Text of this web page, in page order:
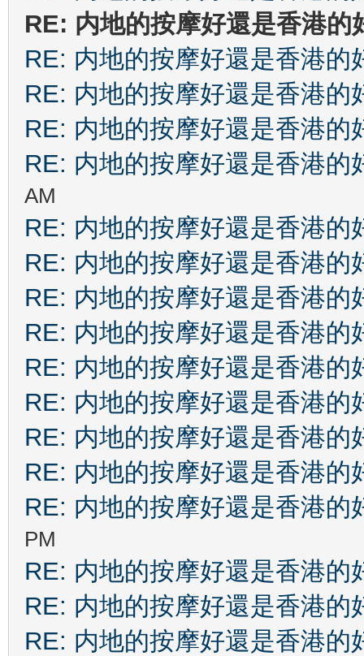
RE: 内地的按摩好還是香港的
RE: 内地的按摩好還是香港的
RE: 内地的按摩好還是香港的
RE: 内地的按摩好還是香港的
RE: 内地的按摩好還是香港的
AM
RE: 内地的按摩好還是香港的
RE: 内地的按摩好還是香港的
RE: 内地的按摩好還是香港的
RE: 内地的按摩好還是香港的
RE: 内地的按摩好還是香港的
RE: 内地的按摩好還是香港的
RE: 内地的按摩好還是香港的
RE: 内地的按摩好還是香港的
RE: 内地的按摩好還是香港的
PM
RE: 内地的按摩好還是香港的
RE: 内地的按摩好還是香港的
RE: 内地的按摩好還是香港的